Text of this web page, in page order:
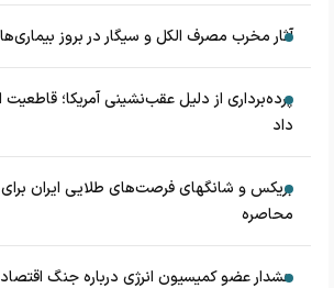
آثار مخرب مصرف الکل و سیگار در بروز بیماری‌ها
پرده‌برداری از دلیل عقب‌نشینی آمریکا؛ قاطعیت
داد
بریکس و شانگهای فرصت‌های طلایی ایران
محاصره
هشدار عضو کمیسیون انرژی درباره جنگ